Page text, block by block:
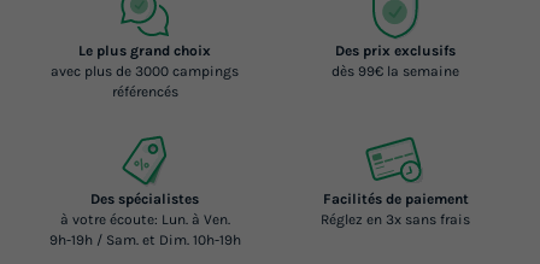
Le plus grand choix
avec plus de 3000 campings
référencés
Des prix exclusifs
dès 99€ la semaine
Des spécialistes
à votre écoute: Lun. à Ven.
9h-19h / Sam. et Dim. 10h-19h
Facilités de paiement
Réglez en 3x sans frais